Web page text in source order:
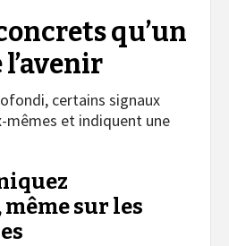
qu’un
l’avenir
certains signaux
mêmes et indiquent une
sur les